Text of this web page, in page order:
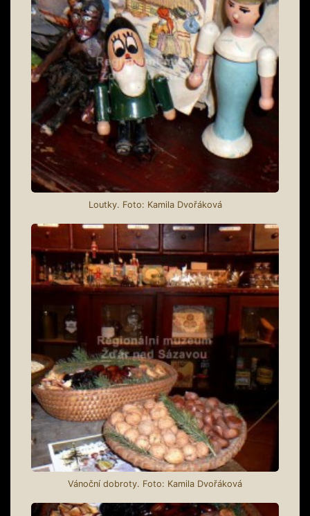
Loutky. Foto: Kamila Dvořáková
Vánoční dobroty. Foto: Kamila Dvořáková